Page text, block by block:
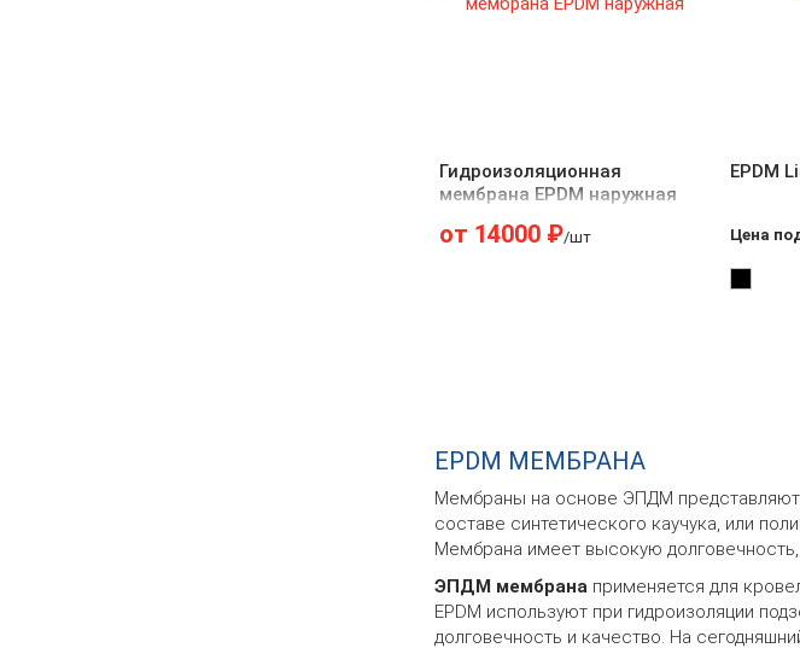
Гидроизоляционная
мембрана EPDM наружная
от 14000₽/шт
EPDM
Цена
EPDM МЕМБРАНА
Мембраны на основе ЭПДМ представляют
составе синтетического каучука, или
Мембрана имеет высокую
ЭПДМ мембранаприменяется для
EPDM используют при гидроизоляции
долговечность и качество. На